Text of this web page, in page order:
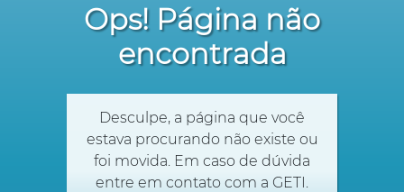
Ops! Página não
encontrada
Desculpe, a página que você
estava procurando não existe ou
foi movida. Em caso de dúvida
entre em contato com a GETI.